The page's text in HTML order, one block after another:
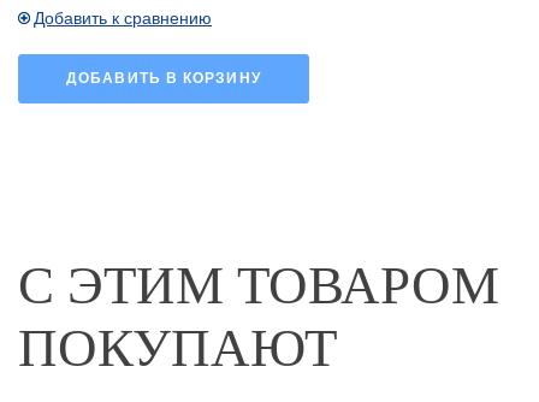
Добавить к сравнению
ДОБАВИТЬ В КОРЗИНУ
С ЭТИМ ТОВАРОМ
ПОКУПАЮТ